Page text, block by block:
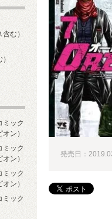
発売日：
む）
ミック
ン）
ミック
ン）
ミック
ン）
ミック